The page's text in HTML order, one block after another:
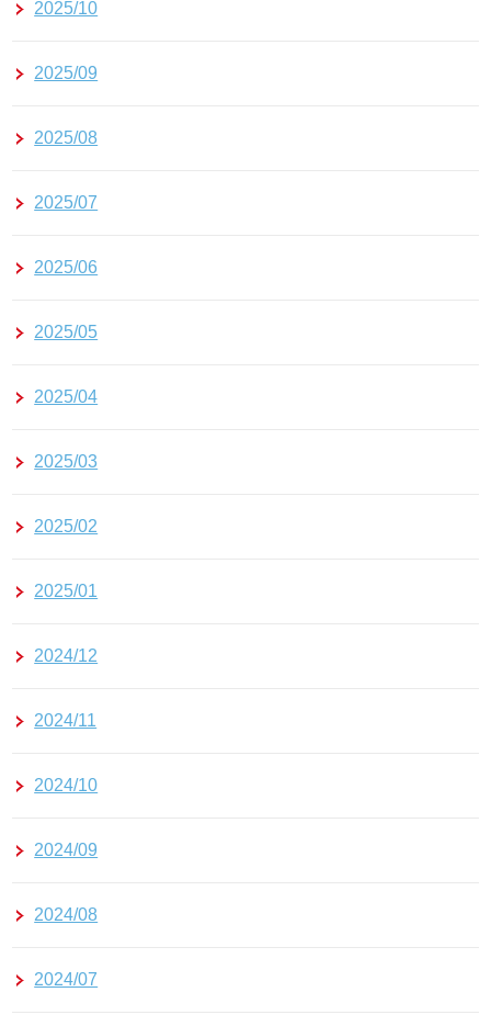
2025/10
2025/09
2025/08
2025/07
2025/06
2025/05
2025/04
2025/03
2025/02
2025/01
2024/12
2024/11
2024/10
2024/09
2024/08
2024/07